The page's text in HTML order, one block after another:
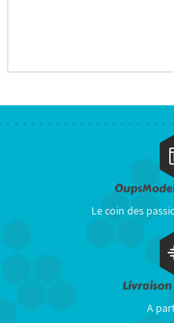
Le coin des
A